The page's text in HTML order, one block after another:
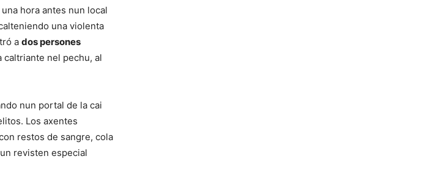
hora antes nun local
una violenta
a dos persones
caltriante nel pechu, al
nun portal de la cai
Los axentes
restos de sangre, cola
revisten especial